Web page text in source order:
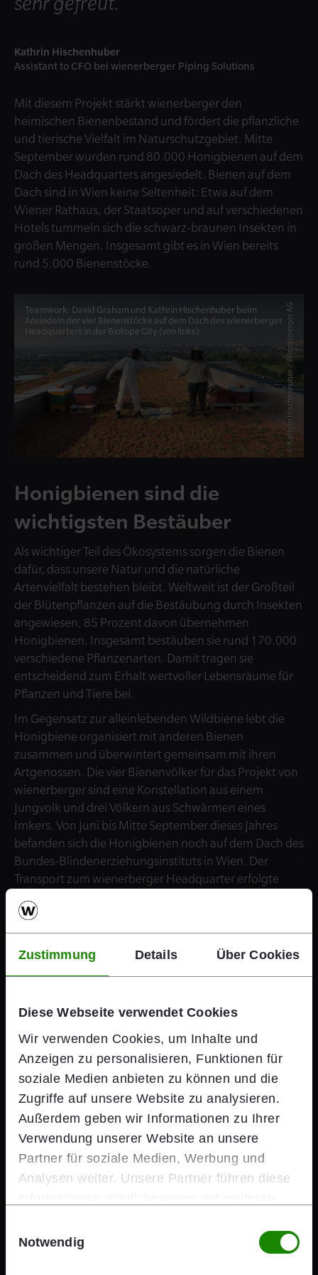
Zustimmung Details Über Cookies
Diese Webseite verwendet Cookies
Wir verwenden Cookies, um Inhalte und
Anzeigen zu personalisieren, Funktionen für
soziale Medien anbieten zu können und die
Zugriffe auf unsere Website zu analysieren.
Außerdem geben wir Informationen zu Ihrer
Verwendung unserer Website an unsere
Partner für soziale Medien, Werbung und
Analysen weiter. Unsere Partner führen diese
haben oder die sie im Rahmen Ihrer Nutzung
Notwendig
Kathrin Hischenhuber
Assistant to CFO bei wienerberger Piping Solutions
Mit diesem Projekt stärkt wienerberger den
heimischen Bienenbestand und fördert die pflanzliche
und tierische Vielfalt im Naturschutzgebiet. Mitte
September wurden rund 80.000 Honigbienen auf dem
Dach des Headquarters angesiedelt. Bienen auf dem
Dach sind in Wien keine Seltenheit: Etwa auf dem
Wiener Rathaus, der Staatsoper und auf verschiedenen
Hotels tummeln sich die schwarz-braunen Insekten in
großen Mengen. Insgesamt gibt es in Wien bereits
rund 5.000 Bienenstöcke.
Teamwork: David Graham und Kathrin Hischenhuber beim
Ansiedeln der vier Bienenstöcke auf dem Dach des wienerberger
Headquarters in der Biotope City (von links).
© Kathrin Hischenhuber / Wienerberger AG
Honigbienen sind die
wichtigsten Bestäuber
Als wichtiger Teil des Ökosystems sorgen die Bienen
dafür, dass unsere Natur und die natürliche
Artenvielfalt bestehen bleibt. Weltweit ist der Großteil
der Blütenpflanzen auf die Bestäubung durch Insekten
angewiesen, 85 Prozent davon übernehmen
Honigbienen. Insgesamt bestäuben sie rund 170.000
verschiedene Pflanzenarten. Damit tragen sie
entscheidend zum Erhalt wertvoller Lebensräume für
Pflanzen und Tiere bei.
Im Gegensatz zur alleinlebenden Wildbiene lebt die
Honigbiene organisiert mit anderen Bienen
zusammen und überwintert gemeinsam mit ihren
Artgenossen. Die vier Bienenvölker für das Projekt von
wienerberger sind eine Konstellation aus einem
Jungvolk und drei Völkern aus Schwärmen eines
Imkers. Von Juni bis Mitte September dieses Jahres
befanden sich die Honigbienen noch auf dem Dach des
Bundes-Blindenerziehungsinstituts in Wien. Der
Transport zum wienerberger Headquarter erfolgte
Geschafft: Die vier Bienenstöcke befinden sich
nun auf der 300 Quadratmeter großen,
begrünten Dachterrasse des wienerberger
© Kathrin Hischenhuber / Wienerberger AG
Fleißige Arbeiterinnen
sichern Tier- und
Pflanzenvielfalt
den Erhalt der Biodiversität im Naturschutzgebiet.
Während eines Ausflugs fliegt eine Biene mehrere